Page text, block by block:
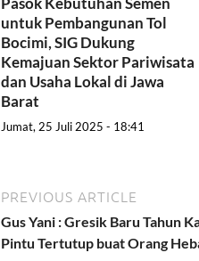
untuk Pembangunan Tol
Bocimi, SIG Dukung
Kemajuan Sektor Pariwisata
dan Usaha Lokal di Jawa
Barat
Jumat, 25 Juli 2025 - 18:41
PREVIOUS ARTICLE
Gus Yani : Gresik Baru Tahun
Pintu Tertutup buat Orang